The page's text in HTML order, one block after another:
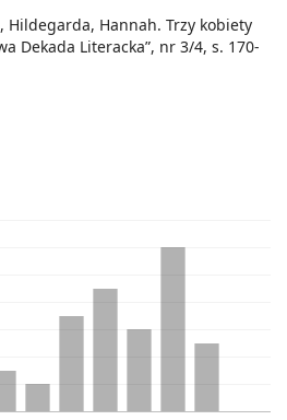
Hildegarda, Hannah. Trzy kobiety
Dekada Literacka”, nr 3/4, s. 170-